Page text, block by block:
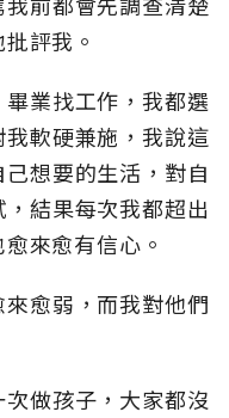
評我。
業找工作，我都選
軟硬兼施，我說這
想要的生活，對自
結果每次我都超出
來愈有信心。
愈弱，而我對他們
做孩子，大家都沒